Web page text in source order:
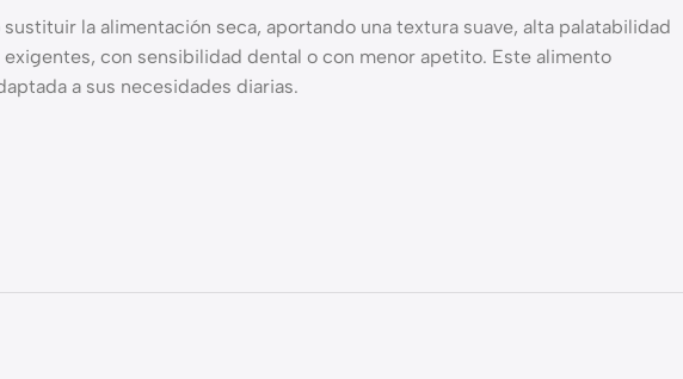
la alimentación seca, aportando una textura suave, alta palatabilidad
con sensibilidad dental o con menor apetito. Este alimento
a sus necesidades diarias.